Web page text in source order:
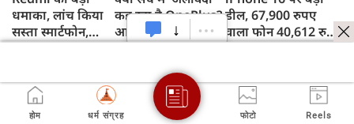
धमाका, लांच किया
सस्ता स्मार्टफोन,
8,000mAh बैटरी
कह रहा है OnePlus?
आपके फोन के
अपडेट्स और वारंटी पर
डील, 67,900 रुपए
वाला फोन 40,612 रुपए
में खरीदने का मौका, ऐसे
होम धर्म संग्रह फोटो Reels